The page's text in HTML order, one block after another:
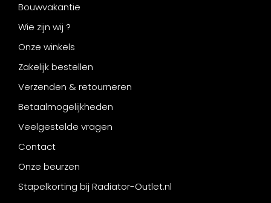
Bouwvakantie
Wie zijn wij ?
Onze winkels
Zakelijk bestellen
Verzenden & retourneren
Betaalmogelijkheden
Veelgestelde vragen
Contact
Onze beurzen
Stapelkorting bij Radiator-Outlet.nl